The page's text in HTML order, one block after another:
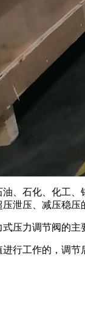
、石化、化工
泄压、减压稳
压力调节阀的
行工作的，调